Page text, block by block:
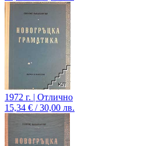
1972 г. | Отлично
15,34 € / 30,00 лв.